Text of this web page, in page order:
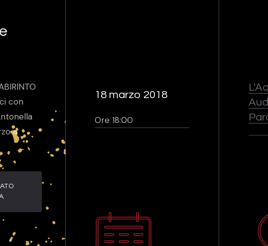
con
a
18 marzo 2018
Ore 18:00